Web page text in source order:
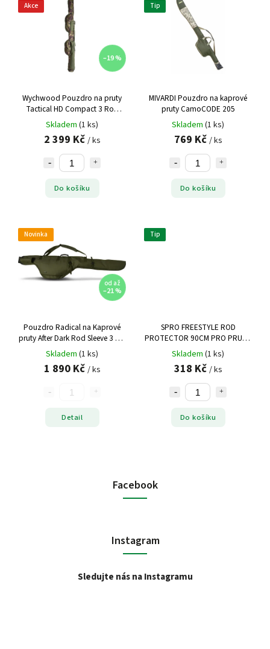
Akce
–19 %
Wychwood Pouzdro na pruty
Tactical HD Compact 3 Rod
Holdall 12ft
Skladem (1 ks)
2 399 Kč / ks
Do košíku
Tip
MIVARDI Pouzdro na kaprové
pruty CamoCODE 205
Skladem (1 ks)
769 Kč / ks
Do košíku
Novinka
od až
–21 %
Pouzdro Radical na Kaprové
pruty After Dark Rod Sleeve 3 + 2
zelená 40cm 10cm
Skladem (1 ks)
1 890 Kč / ks
Detail
Tip
SPRO FREESTYLE ROD
PROTECTOR 90CM PRO PRUTY
190-210CM
Skladem (1 ks)
318 Kč / ks
Do košíku
Facebook
Instagram
Sledujte nás na Instagramu